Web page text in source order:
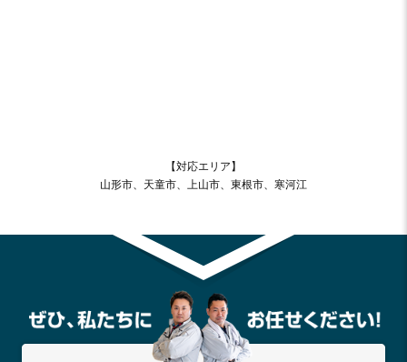
【対応エリア】
山形市、天童市、上山市、東根市、寒河江